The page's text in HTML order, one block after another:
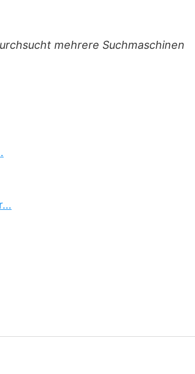
mehrere Suchmaschinen